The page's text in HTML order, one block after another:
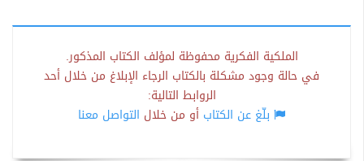
الملكية الفكرية محفوظة لمؤلف الكتاب المذكور.
في حالة وجود مشكلة بالكتاب الرجاء الإبلاغ من خلال أحد
الروابط التالية:
بلّغ عن الكتاب أو من خلال التواصل معنا